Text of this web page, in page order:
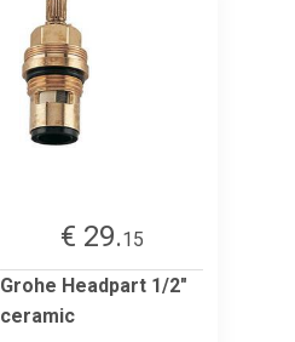
€ 29.15
Grohe Headpart 1/2"
ceramic